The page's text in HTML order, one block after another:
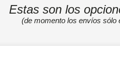
Estas son los
(de momento los envíos sólo